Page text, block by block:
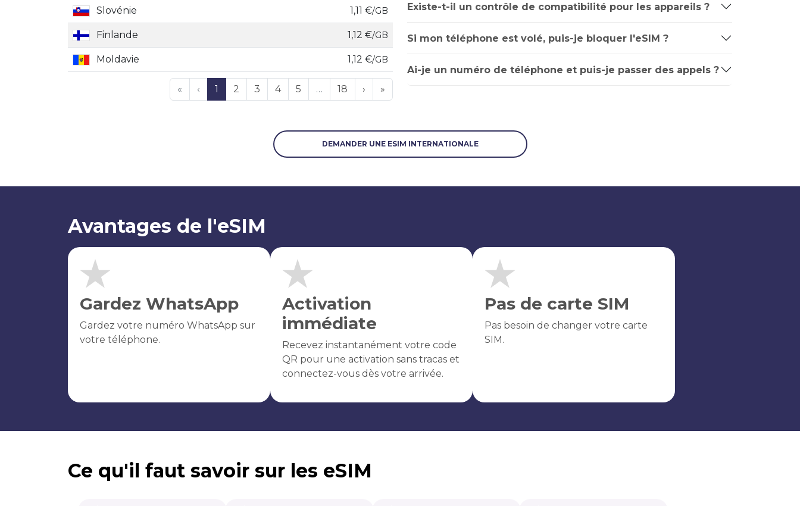
Slovénie 1,11 €/GB
Finlande 1,12 €/GB
Moldavie 1,12 €/GB
« ‹ 1 2 3 4 5 … 18 › »
Existe-t-il un contrôle de compatibilité pour les appareils ?
Si mon téléphone est volé, puis-je bloquer l'eSIM ?
Ai-je un numéro de téléphone et puis-je passer des appels ?
DEMANDER UNE ESIM INTERNATIONALE
Avantages de l'eSIM
Gardez WhatsApp
Gardez votre numéro WhatsApp sur
votre téléphone.
Activation
immédiate
Recevez instantanément votre code
QR pour une activation sans tracas et
connectez-vous dès votre arrivée.
Pas de carte SIM
Pas besoin de changer votre carte
SIM.
Ce qu'il faut savoir sur les eSIM